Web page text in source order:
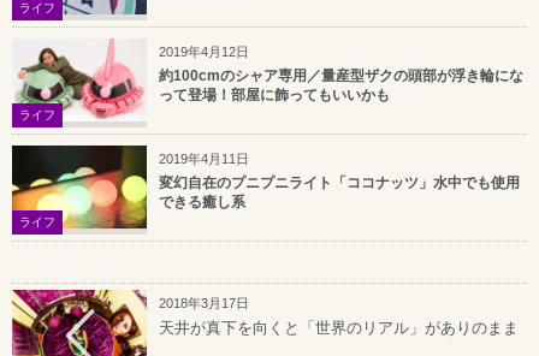
ライフ
2019年4月12日
ライフ
約100cmのシャア専用／量産型ザクの頭部が浮き輪にな
って登場！部屋に飾ってもいいかも
2019年4月11日
ライフ
変幻自在のプニプニライト「ココナッツ」水中でも使用
できる癒し系
2018年3月17日
天井が真下を向くと「世界のリアル」がありのまま